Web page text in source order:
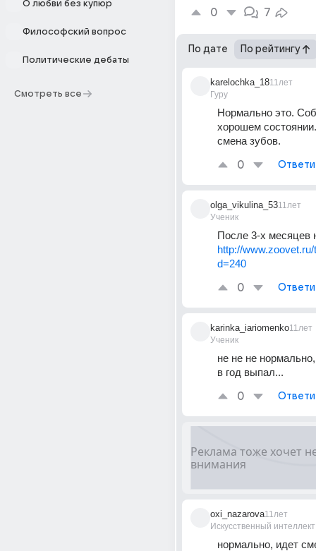
О любви без купюр
Философский вопрос
Политические дебаты
Смотреть все
0 7
По дате По рейтингу
karelochka_18
Гуру
11лет
Нормально это.
хорошем
смена зубов.
0
olga_vikulina_53
Ученик
11лет
После 3-х месяцев
http://
d=240
0
karinka_iariomenko
Ученик
11лет
не не не
в год выпал...
0
oxi_nazarova
Искусственный интеллект
11лет
нормально, идет